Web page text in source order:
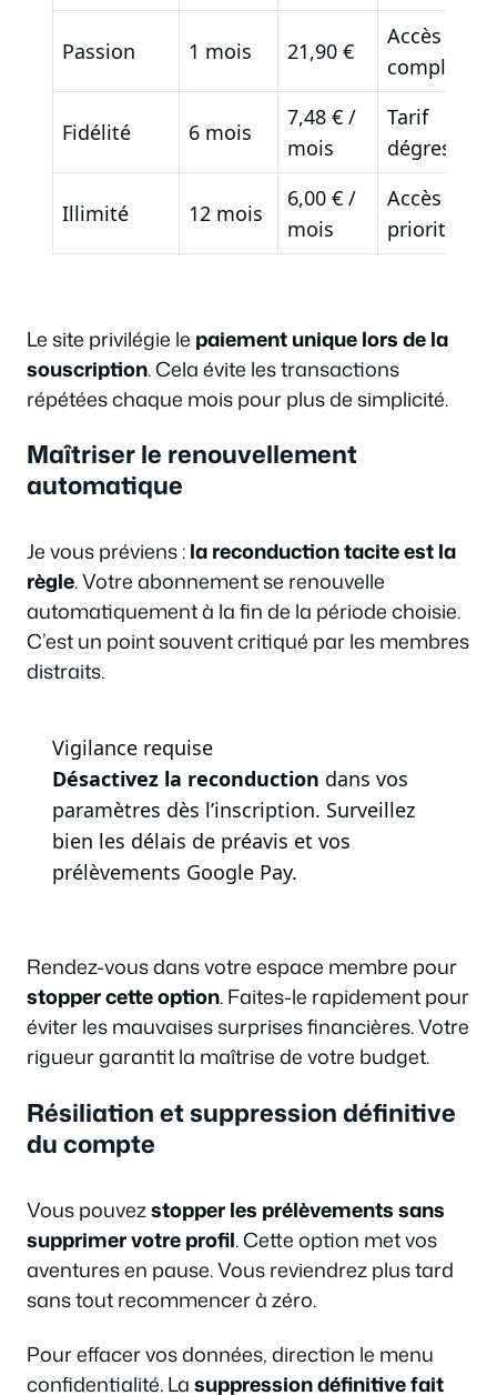
Passion 1 mois 21,90 €
Accès
complet
Fidélité 6 mois
7,48 € /
mois
Tarif
dégressif
Illimité 12 mois
6,00 € /
mois
Accès
prioritaire
Le site privilégie le paiement unique lors de la
souscription. Cela évite les transactions
répétées chaque mois pour plus de simplicité.
Maîtriser le renouvellement
automatique
Je vous préviens :la reconduction tacite est la
règle. Votre abonnement se renouvelle
automatiquement à la fin de la période choisie.
C’est un point souvent critiqué par les membres
distraits.
Vigilance requise
Désactivez la reconduction dans vos
paramètres dès l’inscription. Surveillez
bien les délais de préavis et vos
prélèvements Google Pay.
Rendez-vous dans votre espace membre pour
stopper cette option. Faites-le rapidement pour
éviter les mauvaises surprises financières. Votre
rigueur garantit la maîtrise de votre budget.
Résiliation et suppression définitive
du compte
Vous pouvezstopper les prélèvements sans
supprimer votre profil. Cette option met vos
aventures en pause. Vous reviendrez plus tard
sans tout recommencer à zéro.
Pour effacer vos données, direction le menu
confidentialité. Lasuppression définitive fait